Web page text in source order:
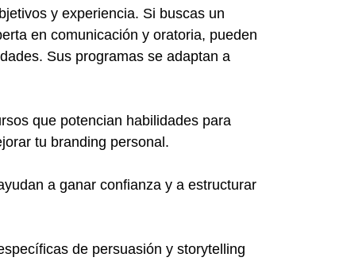
y experiencia. Si buscas un
en comunicación y oratoria, pueden
Sus programas se adaptan a
que potencian habilidades para
tu branding personal.
a ganar confianza y a estructurar
de persuasión y storytelling